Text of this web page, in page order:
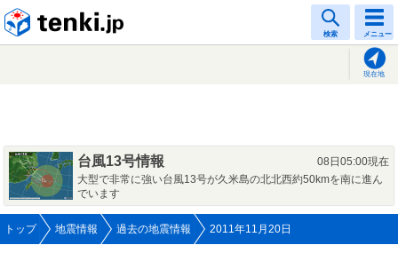
検索 メニュー
現在地
台風13号情報
08日05:00現在
大型で非常に強い台風13号が久米島の北北西約50kmを南に進ん
でいます
トップ 地震情報 過去の地震情報 2011年11月20日